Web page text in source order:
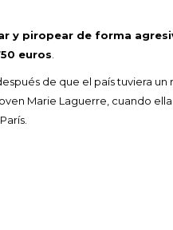
y piropear de forma
euros
de que el país tuviera
Marie Laguerre, cuando